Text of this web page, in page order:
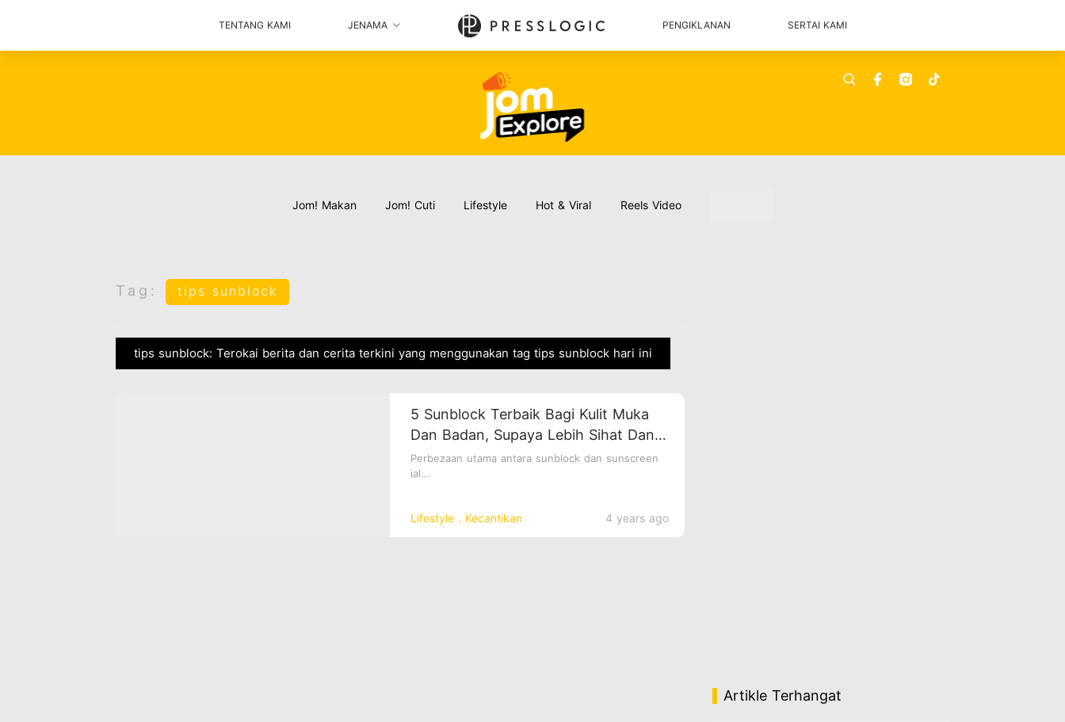
TENTANG KAMI JENAMA PENGIKLANAN SERTAI KAMI
Jom! Makan Jom! Cuti Lifestyle Hot & Viral Reels Video
Tag: tips sunblock
tips sunblock: Terokai berita dan cerita terkini yang menggunakan tag tips sunblock hari ini
Lifestyle．Kecantikan 4 years ago
5 Sunblock Terbaik Bagi Kulit Muka
Dan Badan, Supaya Lebih Sihat Dan
Anjal
Perbezaan utama antara sunblock dan sunscreen
ial...
Artikle Terhangat